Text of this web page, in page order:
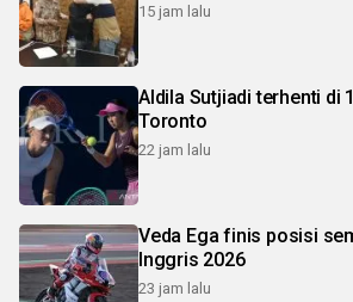
15 jam lalu
Aldila Sutjiadi terhenti di
Toronto
22 jam lalu
Veda Ega finis posisi
Inggris 2026
23 jam lalu